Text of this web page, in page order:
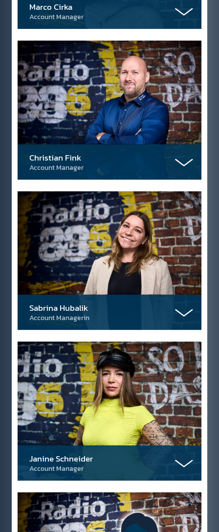
Marco Cirka
Account Manager
Christian Fink
Account Manager
Sabrina Hubalik
Account Managerin
Janine Schneider
Account Manager